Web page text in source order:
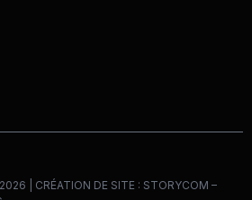
| CRÉATION DE SITE : STORYCOM –